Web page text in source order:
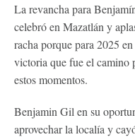
La revancha para
celebró en Mazatlán y
racha porque para 2025
victoria que fue el camino
estos momentos.
Benjamin Gil en su
aprovechar la localía y